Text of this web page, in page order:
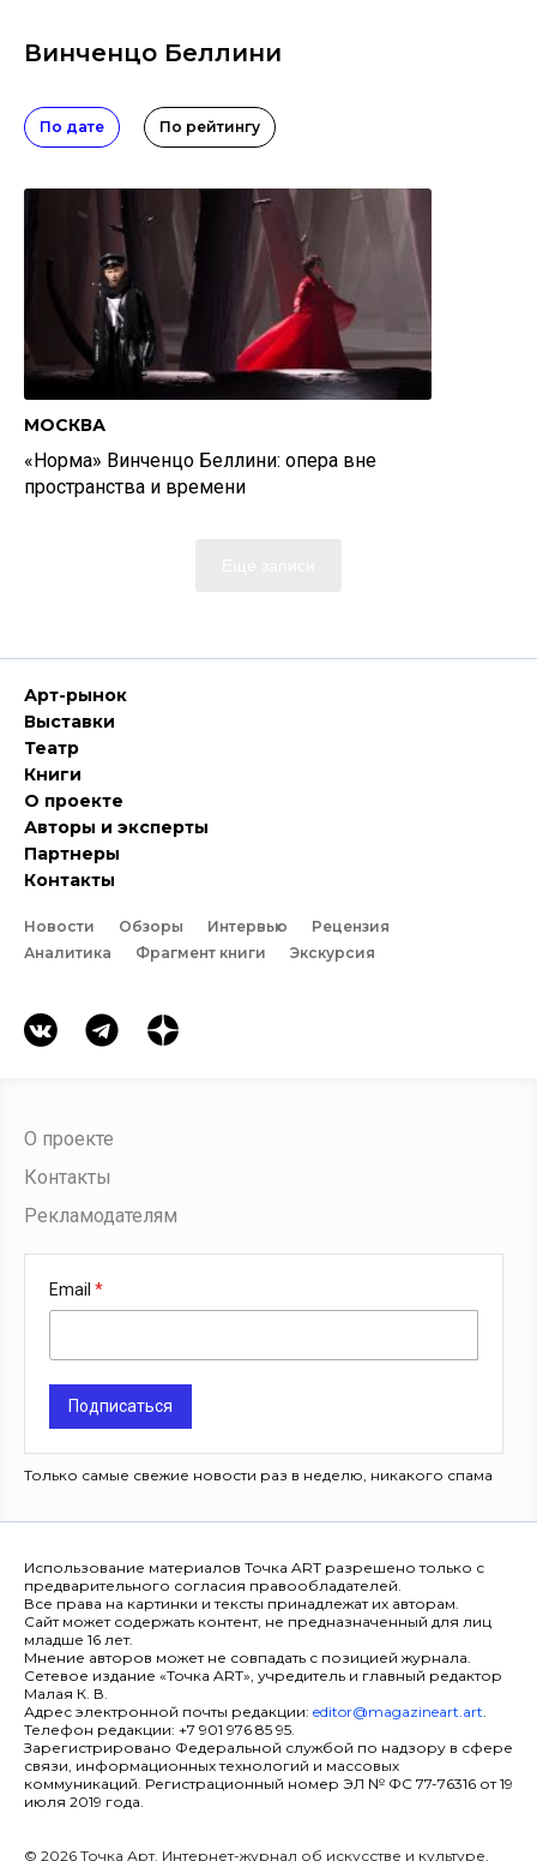
Винченцо Беллини
По дате По рейтингу
МОСКВА
«Норма» Винченцо Беллини: опера вне
пространства и времени
Арт-рынок
Выставки
Театр
Книги
О проекте
Авторы и эксперты
Партнеры
Контакты
Новости Обзоры Интервью
Рецензия
Аналитика
Фрагмент книги Экскурсия
О проекте
Контакты
Рекламодателям
Email
Подписаться
Только самые свежие новости раз в неделю, никакого спама
Использование материалов Точка ART разрешено только с
предварительного согласия правообладателей.
Все права на картинки и тексты принадлежат их авторам.
Сайт может содержать контент, не предназначенный для лиц
младше 16 лет.
Мнение авторов может не совпадать с позицией журнала.
Сетевое издание «Точка ART», учредитель и главный редактор
Малая К. В.
Адрес электронной почты редакции: editor@magazineart.art.
Телефон редакции: +7 901 976 85 95.
Зарегистрировано Федеральной службой по надзору в сфере
связи, информационных технологий и массовых
коммуникаций. Регистрационный номер ЭЛ № ФС 77-76316 от 19
июля 2019 года.
© 2026 Точка Арт. Интернет-журнал об искусстве и культуре.